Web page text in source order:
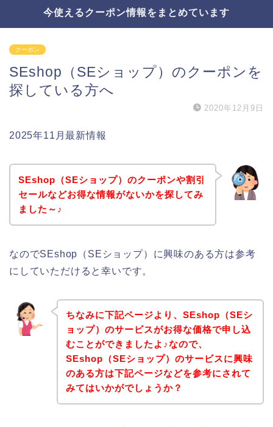
今使えるクーポン情報をまとめています
クーポン
SEshop（SEショップ）のクーポンを
探している方へ
2020年12月9日
2025年11月最新情報
SEshop（SEショップ）のクーポンや割引
セールなどお得な情報がないかを探してみ
ました～♪
なのでSEshop（SEショップ）に興味のある方は参考
にしていただけると幸いです。
ちなみに下記ページより、SEshop（SEシ
ョップ）のサービスがお得な価格で申し込
むことができましたよ♪なので、
SEshop（SEショップ）のサービスに興味
のある方は下記ページなどを参考にされて
みてはいかがでしょうか？